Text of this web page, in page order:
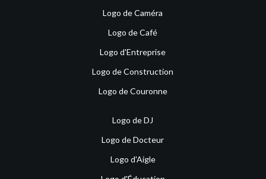
Logo de Caméra
Logo de Café
Logo d'Entreprise
Logo de Construction
Logo de Couronne
Logo de DJ
Logo de Docteur
Logo d'Aigle